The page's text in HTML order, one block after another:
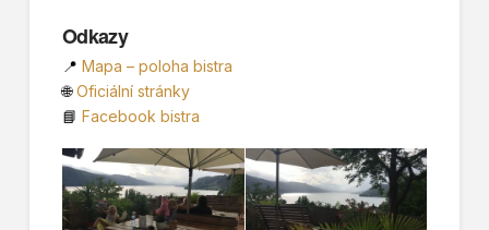
Odkazy
📍 Mapa – poloha bistra
🌐Oficiální stránky
📘 Facebook bistra